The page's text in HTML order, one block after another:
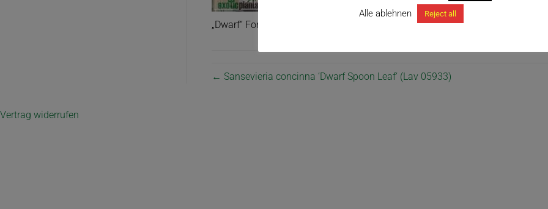
„Dwarf“ Form; Feldnummer Lav 05933
← Sansevieria concinna ‘Dwarf Spoon Leaf‘ (Lav 05933)
Vertrag widerrufen
Alle ablehnen Reject all